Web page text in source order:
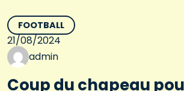
FOOTBALL
21/08/2024
admin
Coup du chapeau